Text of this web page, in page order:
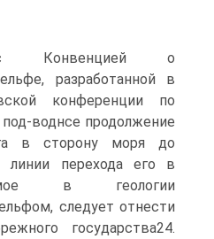
с Конвенцией о
разработанной в
конференции по
воднсе продолжение
в сторону моря до
линии перехода его в
в геологии
следует отнести
государства24.